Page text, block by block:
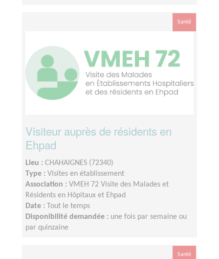
Santé
Visiteur auprès de résidents en
Ehpad
Lieu : CHAHAIGNES (72340)
Type : Visites en établissement
Association : VMEH 72 Visite des Malades et
Résidents en Hôpitaux et Ehpad
Date :
Tout le temps
Disponibilité demandée : une fois par semaine ou
par quinzaine
Santé